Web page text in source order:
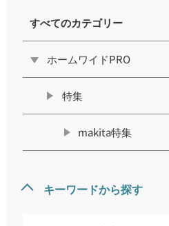
すべてのカテゴリー
ホームワイドPRO
特集
makita特集
キーワードから探す